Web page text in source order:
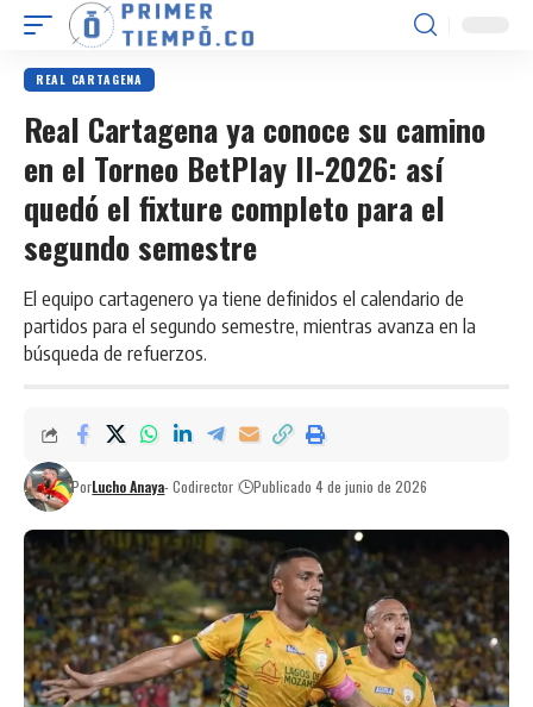
REAL CARTAGENA
Real Cartagena ya conoce su camino
en el Torneo BetPlay II-2026: así
quedó el fixture completo para el
segundo semestre
El equipo cartagenero ya tiene definidos el calendario de
partidos para el segundo semestre, mientras avanza en la
búsqueda de refuerzos.
PorLucho Anaya- Codirector Publicado 4 de junio de 2026